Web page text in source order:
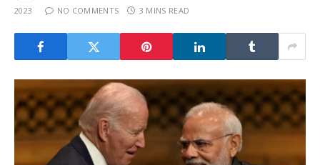
2023
NO COMMENTS 3 MINS READ